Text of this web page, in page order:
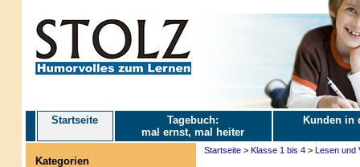
Startseite
Tagebuch:
mal ernst, mal heiter
Kunden in
Kategorien
Startseite> Klasse 1 bis 4> Lesen und